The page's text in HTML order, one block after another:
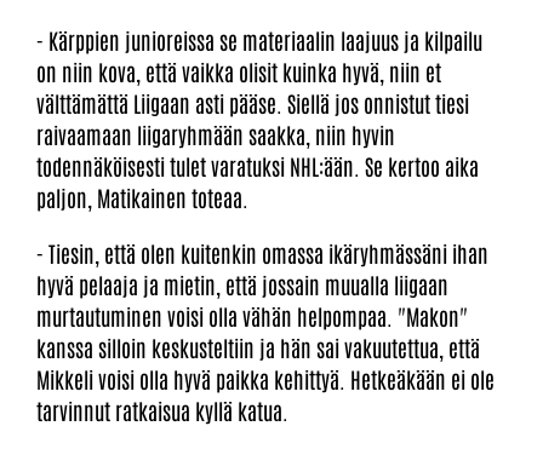
- Kärppien junioreissa se materiaalin laajuus ja kilpailu
on niin kova, että vaikka olisit kuinka hyvä, niin et
välttämättä Liigaan asti pääse. Siellä jos onnistut tiesi
raivaamaan liigaryhmään saakka, niin hyvin
todennäköisesti tulet varatuksi NHL:ään. Se kertoo aika
paljon, Matikainen toteaa.
- Tiesin, että olen kuitenkin omassa ikäryhmässäni ihan
hyvä pelaaja ja mietin, että jossain muualla liigaan
murtautuminen voisi olla vähän helpompaa. "Makon"
kanssa silloin keskusteltiin ja hän sai vakuutettua, että
Mikkeli voisi olla hyvä paikka kehittyä. Hetkeäkään ei ole
tarvinnut ratkaisua kyllä katua.